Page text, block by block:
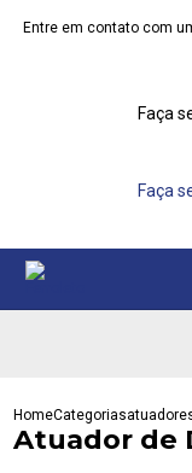
Entre em contato com
Faça
Faça
HomeCategorias
Atuador de